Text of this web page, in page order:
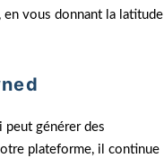
en vous donnant la latitude
peut générer des
plateforme, il continue